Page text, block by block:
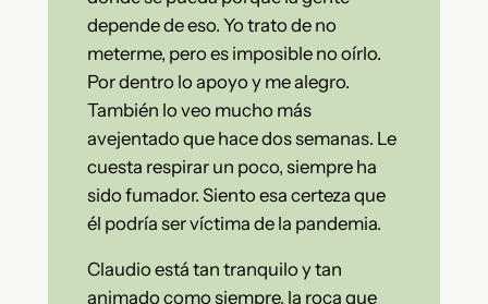
depende de eso. Yo trato de no
meterme, pero es imposible no oírlo.
Por dentro lo apoyo y me alegro.
También lo veo mucho más
avejentado que hace dos semanas. Le
cuesta respirar un poco, siempre ha
sido fumador. Siento esa certeza que
él podría ser víctima de la pandemia.
Claudio está tan tranquilo y tan
animado como siempre, la roca que